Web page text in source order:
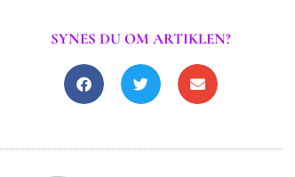
SYNES DU OM ARTIKLEN?